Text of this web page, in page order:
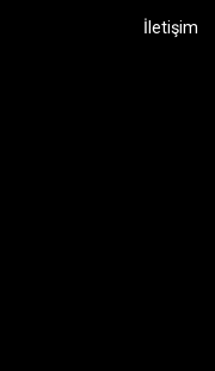
İletişim